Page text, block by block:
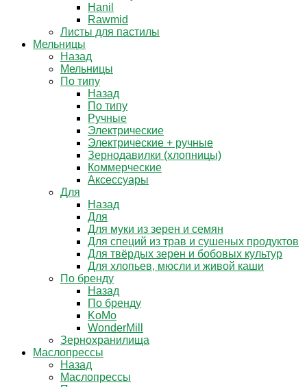
Hanil
Rawmid
Листы для пастилы
Мельницы
Назад
Мельницы
По типу
Назад
По типу
Ручные
Электрические
Электрические + ручные
Зернодавилки (хлопницы)
Коммерческие
Аксессуары
Для
Назад
Для
Для муки из зерен и семян
Для специй из трав и сушеных продуктов
Для твёрдых зерен и бобовых культур
Для хлопьев, мюсли и живой каши
По бренду
Назад
По бренду
KoMo
WonderMill
Зернохранилища
Маслопрессы
Назад
Маслопрессы